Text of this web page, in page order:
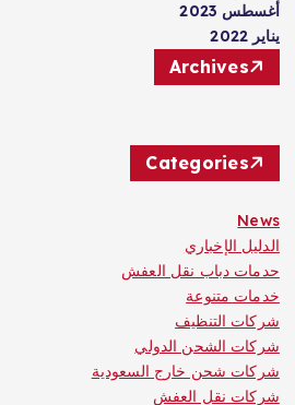
أغسطس 2023
يناير 2022
Archives
Categories
News
الدليل الإخباري
حدمات دباب نقل العفش
خدمات متنوعة
شركات التنظيف
شركات الشحن الدولي
شركات شحن خارج السعودية
شركات نقل العفش